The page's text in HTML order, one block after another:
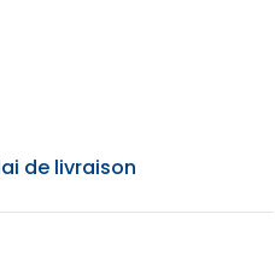
de livraison